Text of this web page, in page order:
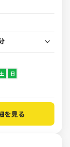
土 日
を見る